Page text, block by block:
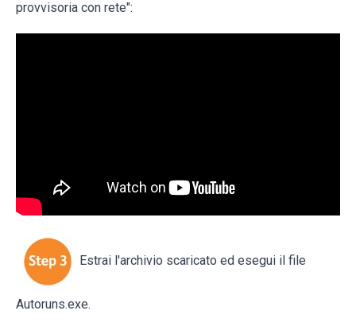
provvisoria con rete":
Estrai l'archivio scaricato ed esegui il file
Autoruns.exe.